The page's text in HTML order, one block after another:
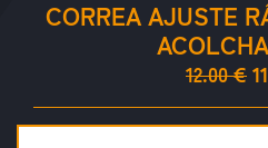
CORREA AJUSTE
12.00 €